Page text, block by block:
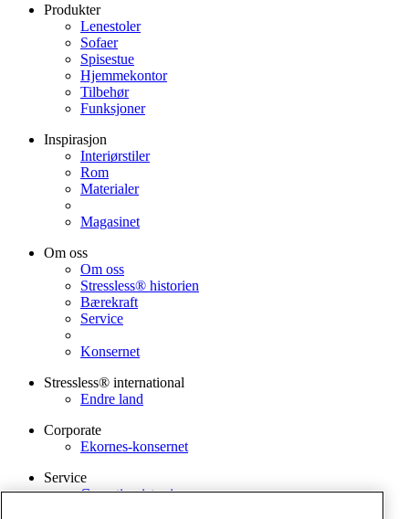
Produkter
Lenestoler
Sofaer
Spisestue
Hjemmekontor
Tilbehør
Funksjoner
Inspirasjon
Interiørstiler
Rom
Materialer
Magasinet
Om oss
Om oss
Stressless® historien
Bærekraft
Service
Konsernet
Stressless® international
Endre land
Corporate
Ekornes-konsernet
Service
Garantiregistrering